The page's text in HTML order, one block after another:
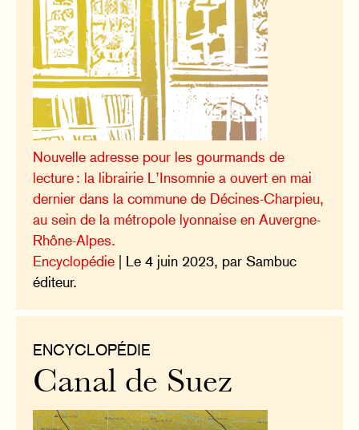
Nouvelle adresse pour les gourmands de
lecture : la librairie L’Insomnie a ouvert en mai
dernier dans la commune de Décines-Charpieu,
au sein de la métropole lyonnaise en Auvergne-
Rhône-Alpes.
Encyclopédie | Le 4 juin 2023, par Sambuc
éditeur.
ENCYCLOPÉDIE
Canal de Suez